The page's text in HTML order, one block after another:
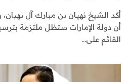
أكد الشيخ نهيان بن مبارك آل نهيان،
أن دولة الإمارات ستظل ملتزمة
القائم على…